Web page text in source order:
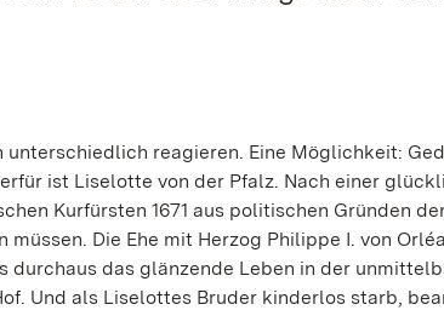
unterschiedlich reagieren. Eine Möglichkeit:
ist Liselotte von der Pfalz. Nach einer
Kurfürsten 1671 aus politischen Gründen
müssen. Die Ehe mit Herzog Philippe I. von
durchaus das glänzende Leben in der
Und als Liselottes Bruder kinderlos starb,